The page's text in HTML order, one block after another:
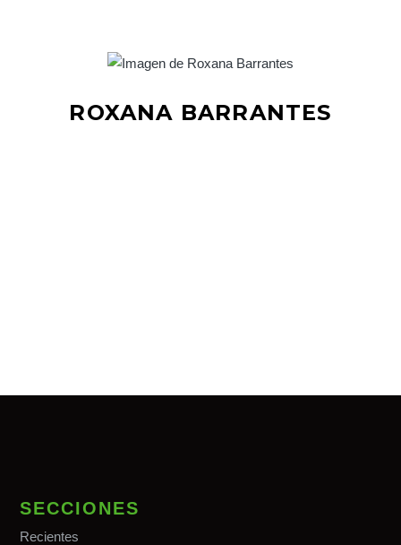
ROXANA BARRANTES
SECCIONES
Recientes